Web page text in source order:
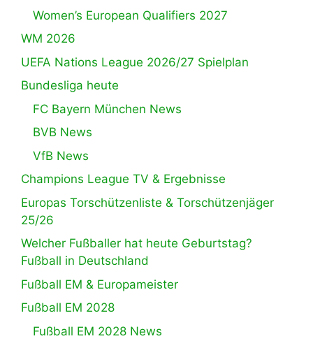
Women’s European Qualifiers 2027
WM 2026
UEFA Nations League 2026/27 Spielplan
Bundesliga heute
FC Bayern München News
BVB News
VfB News
Champions League TV & Ergebnisse
Europas Torschützenliste & Torschützenjäger
25/26
Welcher Fußballer hat heute Geburtstag?
Fußball in Deutschland
Fußball EM & Europameister
Fußball EM 2028
Fußball EM 2028 News